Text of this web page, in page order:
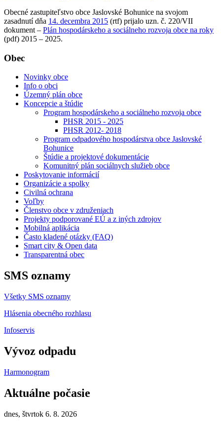
Obecné zastupiteľstvo obce Jaslovské Bohunice na svojom
zasadnutí dňa 14. decembra 2015 (rtf) prijalo uzn. č. 220/VII
dokument – Plán hospodárskeho a sociálneho rozvoja obce na roky
(pdf) 2015 – 2025.
Obec
Novinky obce
Info o obci
Územný plán obce
Koncepcie a štúdie
Program hospodárskeho a sociálneho rozvoja obce
PHSR 2015 - 2025
PHSR 2012- 2018
Program odpadového hospodárstva obce Jaslovské
Bohunice
Štúdie a projektové dokumentácie
Komunitný plán sociálnych služieb obce
Poskytovanie informácií
Organizácie a spolky
Civilná ochrana
Voľby
Členstvo obce v združeniach
Projekty podporované EÚ a z iných zdrojov
Mobilná aplikácia
Často kladené otázky (FAQ)
Smart city & Open data
Transparentná obec
SMS oznamy
Všetky SMS oznamy
Hlásenia obecného rozhlasu
Infoservis
Vývoz odpadu
Harmonogram
Aktuálne počasie
dnes, štvrtok 6. 8. 2026